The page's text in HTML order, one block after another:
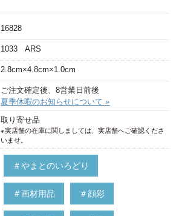
16828
1033 ARS
2.8cm×4.8cm×1.0cm
ご注文確定後、8営業日前後
夏季休暇のお知らせについて »
取り寄せ品
※実店舗の在庫に関しましては、実店舗へご確認くださ
いませ。
＃やまとのいろどり
＃画材用品 ＃顔彩